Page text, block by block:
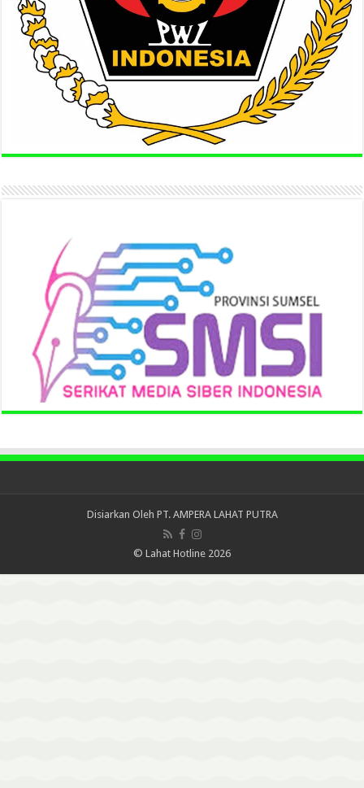
Disiarkan Oleh PT. AMPERA LAHAT PUTRA
© Lahat Hotline 2026